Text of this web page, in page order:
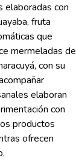
elaboradas con
fruta
que
mermeladas de
con su
elaboran
con
productos
ofrecen